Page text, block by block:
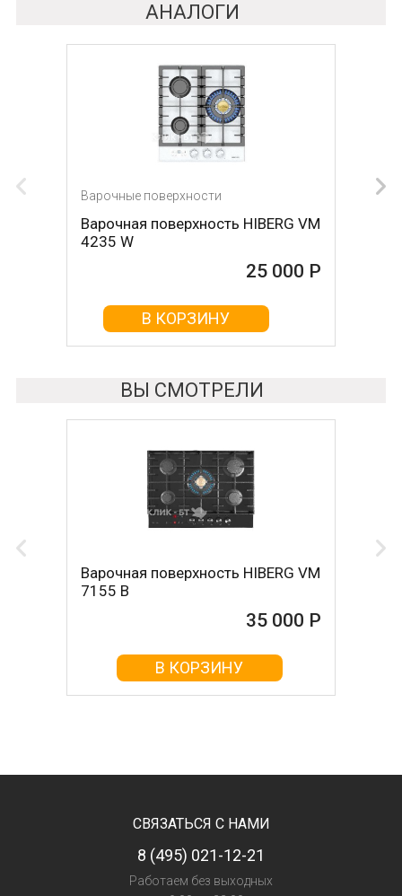
АНАЛОГИ
Варочные поверхности
Варочная поверхность HIBERG VM
4235 W
25 000 Р
В КОРЗИНУ
Варочные поверхности
Варочная поверхность
KUPPERSBERG fa63if01
25 000 Р
В КОРЗИНУ
ВЫ СМОТРЕЛИ
Варочная поверхность HIBERG VM
7155 B
35 000 Р
В КОРЗИНУ
СВЯЗАТЬСЯ С НАМИ
8 (495) 021-12-21
Работаем без выходных